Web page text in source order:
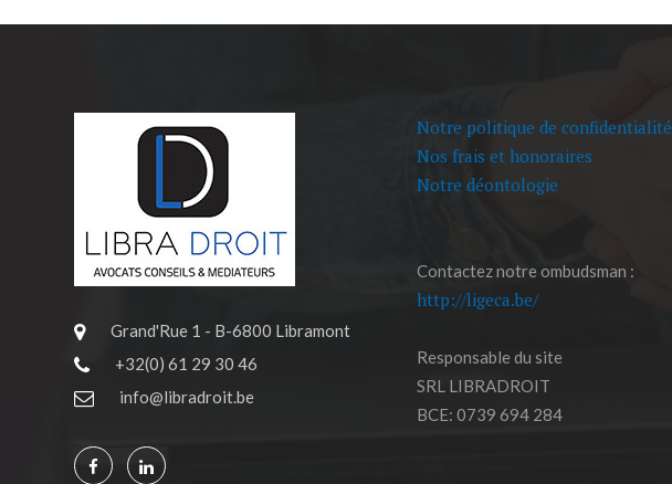
Grand'Rue 1 - B-6800 Libramont
+32(0) 61 29 30 46
info@libradroit.be
Notre politique de confidentialité
Nos frais et honoraires
Notre déontologie
Contactez notre ombudsman :
http://ligeca.be/
Responsable du site
SRL LIBRADROIT
BCE: 0739 694 284